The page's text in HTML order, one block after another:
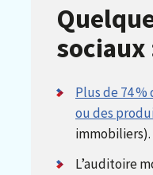
sociaux
Plus de 74
ou des
immobiliers).
L’auditoire